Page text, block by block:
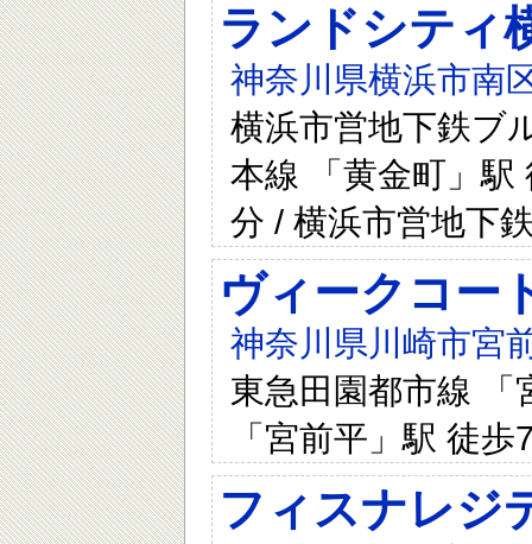
ランドシティ
神奈川県横浜市南
横浜市営地下鉄ブ
本線 「黄金町」駅
分 / 横浜市営地下
ヴィークコー
神奈川県川崎市宮
東急田園都市線 「
「宮前平」駅 徒歩
フィスナレジ